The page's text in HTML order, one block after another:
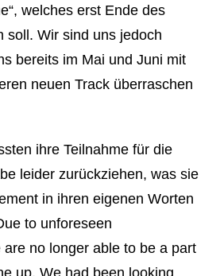
welches erst Ende des
soll. Wir sind uns jedoch
bereits im Mai und Juni mit
neuen Track überraschen
ihre Teilnahme für die
leider zurückziehen, was sie
in ihren eigenen Worten
to unforeseen
no longer able to be a part
up. We had been looking